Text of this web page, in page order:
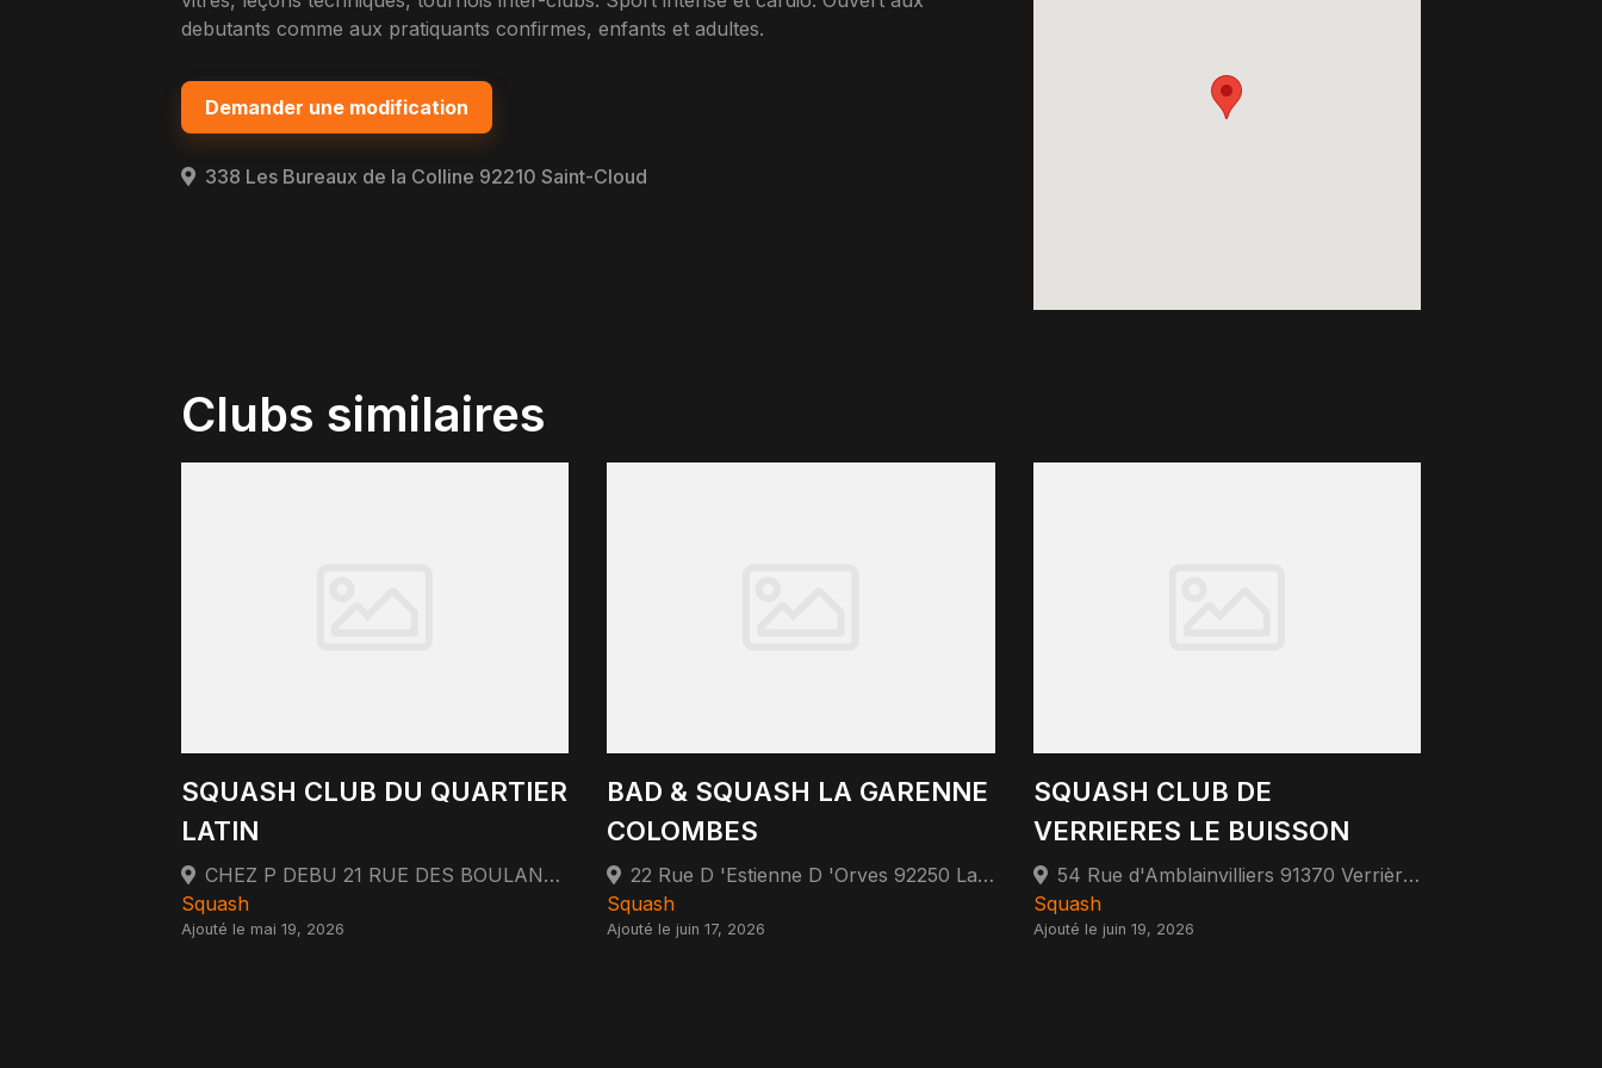
debutants comme aux pratiquants confirmes, enfants et adultes.
Demander une modification
338 Les Bureaux de la Colline 92210 Saint-Cloud
Clubs similaires
SQUASH CLUB DU QUARTIER
LATIN
CHEZ P DEBU 21 RUE DES BOULANGERS 75005 PARIS 75005 Paris
Squash
Ajouté le mai 19, 2026
BAD & SQUASH LA GARENNE
COLOMBES
22 Rue D 'Estienne D 'Orves 92250 La Garenne-Colombes
Squash
Ajouté le juin 17, 2026
SQUASH CLUB DE
VERRIERES LE BUISSON
54 Rue d'Amblainvilliers 91370 Verrières-le-Buisson
Squash
Ajouté le juin 19, 2026